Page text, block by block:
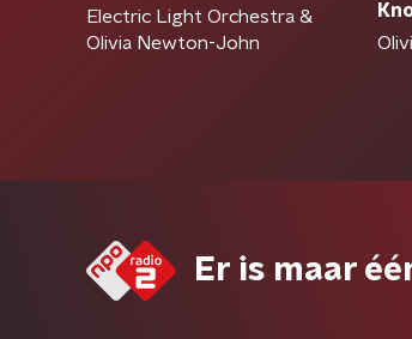
Electric Light Orchestra &
Olivia Newton-John
Er is maar